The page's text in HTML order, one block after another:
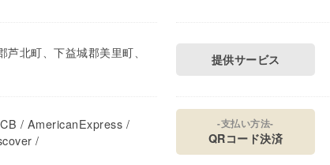
北町、下益城郡美里町、
提供サービス
/ AmericanExpress /
/
-支払い方法-
QRコード決済